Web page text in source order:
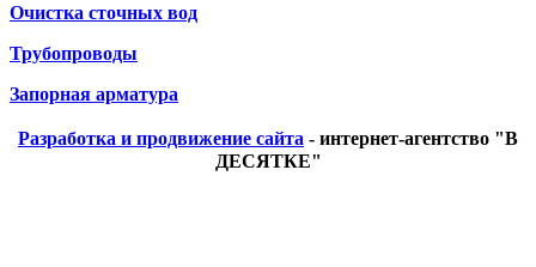
Очистка сточных вод
Трубопроводы
Запорная арматура
Разработка и продвижение сайта - интернет-агентство "В
ДЕСЯТКЕ"